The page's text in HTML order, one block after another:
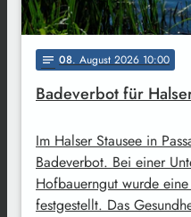
notes 08. August 2026 10:00
Badeverbot für
Im Halser Stausee in
Badeverbot. Bei einer
Hofbauerngut wurde
festgestellt. Das